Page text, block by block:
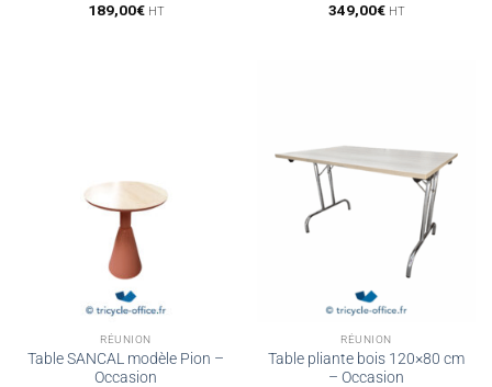
189,00€ HT
349,00€ HT
RÉUNION
Table SANCAL modèle Pion –
Occasion
RÉUNION
Table pliante bois 120×80 cm
– Occasion